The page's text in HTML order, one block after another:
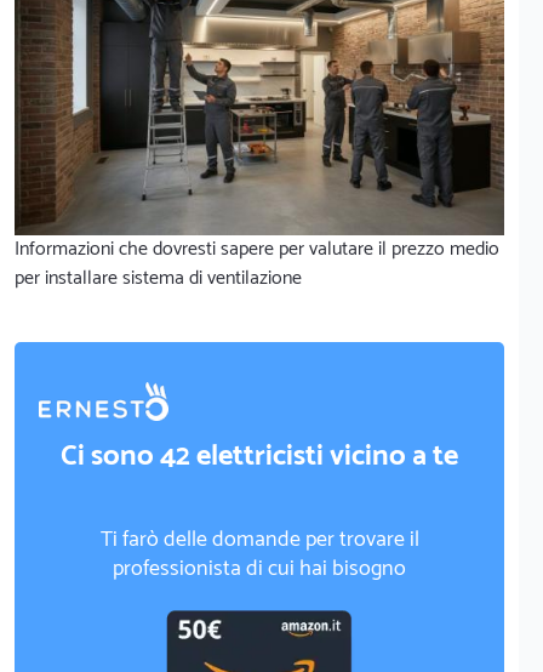
Informazioni che dovresti sapere per valutare il prezzo medio
per installare sistema di ventilazione
Ci sono 42 elettricisti vicino a te
Ti farò delle domande per trovare il
professionista di cui hai bisogno